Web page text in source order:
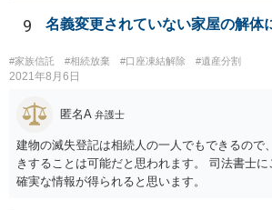
9 名義変更されていない家屋の解体
#家族信託 #相続放棄 #口座凍結解除 #遺産分割
2021年8月6日
匿名A 弁護士
建物の滅失登記は相続人の一人でもできるので
きすることは可能だと思われます。 司法書士に
確実な情報が得られると思います。